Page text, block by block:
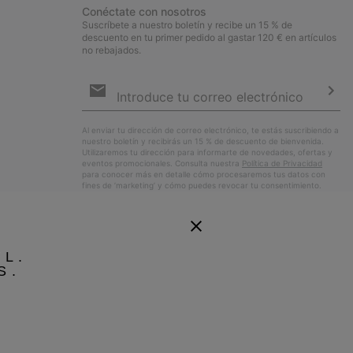
Conéctate con nosotros
Suscríbete a nuestro boletín y recibe un 15 % de
descuento en tu primer pedido al gastar 120 € en artículos
no rebajados.
de
Al enviar tu dirección de correo electrónico, te estás suscribiendo a
nuestro boletín y recibirás un 15 % de descuento de bienvenida.
Utilizaremos tu dirección para informarte de novedades, ofertas y
eventos promocionales. Consulta nuestra Política de Privacidad
para conocer más en detalle cómo procesaremos tus datos con
fines de ’marketing’ y cómo puedes revocar tu consentimiento.